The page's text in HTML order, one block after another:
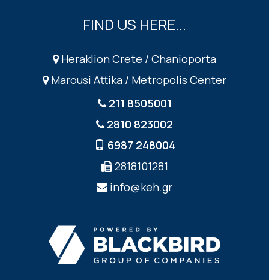
FIND US HERE...
Heraklion Crete / Chanioporta
Marousi Attika / Metropolis Center
211 8505001
2810 823002
6987 248004
2818101281
info@keh.gr